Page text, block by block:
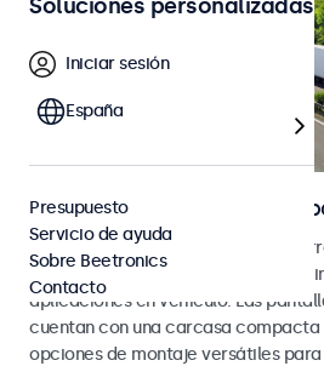
Monitores automotrices y
Monitores y pantallas táctiles
los estándares eMark y SAE para
aplicaciones en vehículo. Las
cuentan con una carcasa compacta
opciones de montaje versátiles
Soluciones personalizadas
Iniciar sesión
España
Presupuesto
Servicio de ayuda
Sobre Beetronics
Contacto